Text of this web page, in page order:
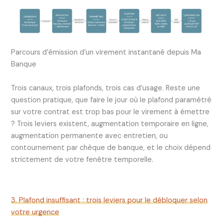
Parcours d’émission d’un virement instantané depuis Ma
Banque
Trois canaux, trois plafonds, trois cas d’usage. Reste une
question pratique, que faire le jour où le plafond paramétré
sur votre contrat est trop bas pour le virement à émettre
? Trois leviers existent, augmentation temporaire en ligne,
augmentation permanente avec entretien, ou
contournement par chèque de banque, et le choix dépend
strictement de votre fenêtre temporelle.
3. Plafond insuffisant : trois leviers pour le débloquer selon
votre urgence